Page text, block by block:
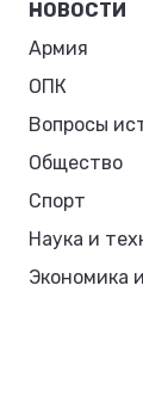
НОВОСТИ
Армия
ОПК
Вопросы
Общество
Спорт
Наука и
Экономика